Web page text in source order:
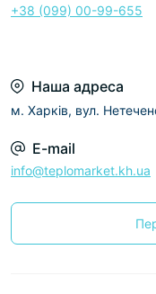
+38 (099) 00-99-655
Наша адреса
м. Харків, вул.
E-mail
info@teplomarket.kh.ua